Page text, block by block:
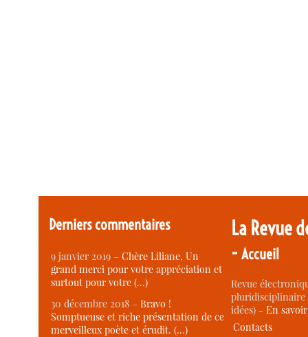
Derniers commentaires
9 janvier 2019 –Chère Liliane, Un
grand merci pour votre appréciation et
surtout pour votre (…)
30 décembre 2018 –Bravo !
Somptueuse et riche présentation de ce
merveilleux poète et érudit. (…)
La Revue
-Accueil
Revue
idées) -En
Contacts